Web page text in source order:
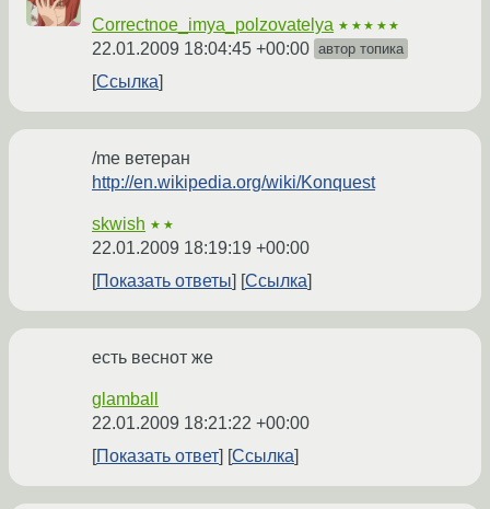
Correctnoe_imya_polzovatelya ★★★★★
22.01.2009 18:04:45 +00:00 автор топика
Ссылка
/me ветеран
http://en.wikipedia.org/wiki/Konquest
skwish ★★
22.01.2009 18:19:19 +00:00
Показать ответы
Ссылка
есть веснот же
glamball
22.01.2009 18:21:22 +00:00
Показать ответ
Ссылка